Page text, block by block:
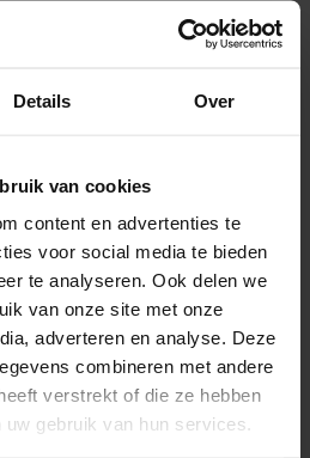
Details Over
van cookies
content en advertenties te
voor social media te bieden
te analyseren. Ook delen we
van onze site met onze
adverteren en analyse. Deze
combineren met andere
verstrekt of die ze hebben
gebruik van hun services.
BEKEKEN OOK: